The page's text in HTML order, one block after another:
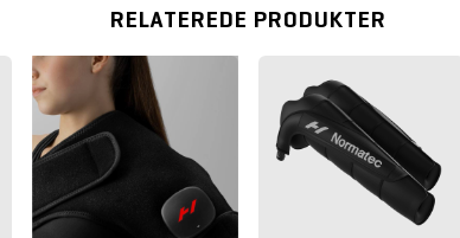
RELATEREDE PRODUKTER